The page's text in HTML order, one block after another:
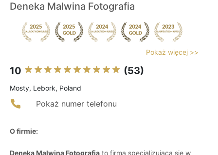
Deneka Malwina Fotografia
Pokaż więcej >>
10 (53)
Mosty, Lebork, Poland
Pokaż numer telefonu
O firmie:
Deneka Malwina Fotografia to firma specjalizująca się w